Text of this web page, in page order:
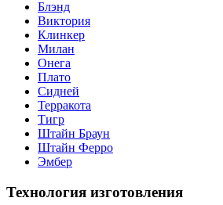
Блэнд
Виктория
Клинкер
Милан
Онега
Плато
Сидней
Терракота
Тигр
Штайн Браун
Штайн Ферро
Эмбер
Технология изготовления